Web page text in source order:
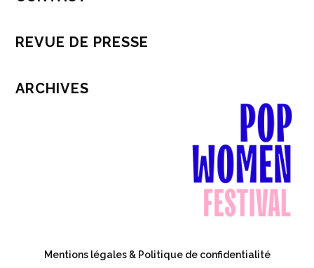
REVUE DE PRESSE
ARCHIVES
Mentions légales & Politique de confidentialité